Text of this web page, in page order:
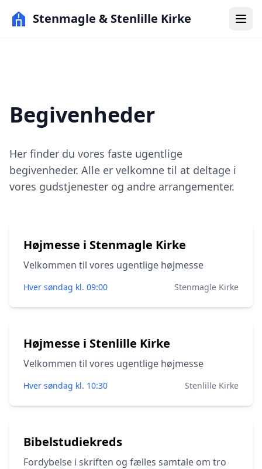
Stenmagle & Stenlille Kirke
Begivenheder
Her finder du vores faste ugentlige
begivenheder. Alle er velkomne til at deltage i
vores gudstjenester og andre arrangementer.
Højmesse i Stenmagle Kirke
Velkommen til vores ugentlige højmesse
Hver søndag kl. 09:00 Stenmagle Kirke
Højmesse i Stenlille Kirke
Velkommen til vores ugentlige højmesse
Hver søndag kl. 10:30 Stenlille Kirke
Bibelstudiekreds
Fordybelse i skriften og fælles samtale om tro